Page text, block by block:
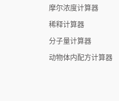
摩尔浓度计算器
稀释计算器
分子量计算器
动物体内配方计算器